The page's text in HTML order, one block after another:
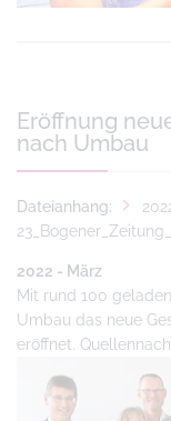
Eröffnung
nach Umbau
Dateianhang:
2022 - März
Mit rund 100
Umbau das neue
eröffnet.